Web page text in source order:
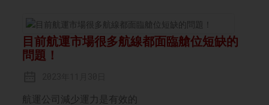
目前航運市場很多航線都面臨艙位短缺的
問題！
航運公司減少運力是有效的